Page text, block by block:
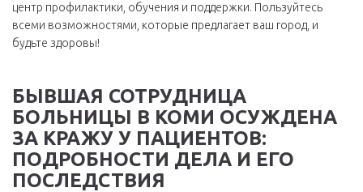
центр профилактики, обучения и поддержки. Пользуйтесь
всеми возможностями, которые предлагает ваш город, и
будьте здоровы!
БЫВШАЯ СОТРУДНИЦА
БОЛЬНИЦЫ В КОМИ ОСУЖДЕНА
ЗА КРАЖУ У ПАЦИЕНТОВ:
ПОДРОБНОСТИ ДЕЛА И ЕГО
ПОСЛЕДСТВИЯ